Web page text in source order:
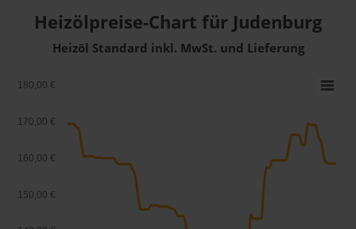
Heizölpreise-Chart für Judenburg
Heizöl Standard inkl. MwSt. und Lieferung
150,00 €
160,00 €
170,00 €
180,00 €